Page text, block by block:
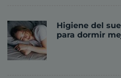
Higiene del
para dormir